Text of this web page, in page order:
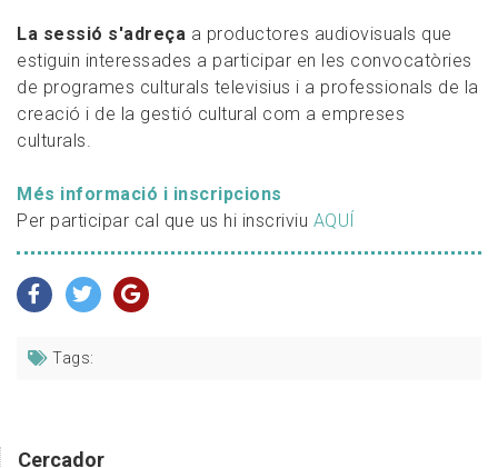
La sessió s'adreça a productores audiovisuals que
estiguin interessades a participar en les convocatòries
de programes culturals televisius i a professionals de la
creació i de la gestió cultural com a empreses
culturals.
Més informació i inscripcions
Per participar cal que us hi inscriviu AQUÍ
Tags:
Cercador